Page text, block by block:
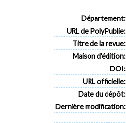
Département:
URL de PolyPublie:
Titre de la revue:
Maison d'édition:
DOI:
URL officielle:
Date du dépôt:
Dernière modification: